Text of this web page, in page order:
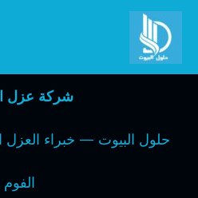
تخطي
المحتوى
شركة عزل
حلول البيوت — خبراء العزل
الفوم